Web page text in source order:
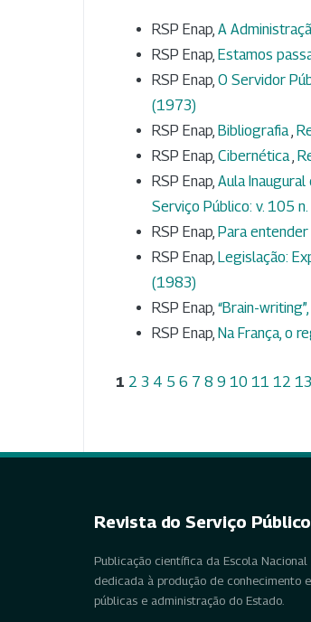
RSP Enap, A
RSP Enap, Estamos
RSP Enap, O Servidor
(1973)
RSP Enap, Bibliografia,
RSP Enap, Cibernética,
RSP Enap, Aula
Serviço Público: v. 105
RSP Enap, Para
RSP Enap, Legislação:
(1983)
RSP Enap, “Brain-
RSP Enap, Na França, o
1 2 3 4 5 6 7 8 9 10 11 12 13
Revista do Serviço Público
Publicação científica da Escola Nacional
dedicada à produção de conhecimento
públicas e administração do Estado.